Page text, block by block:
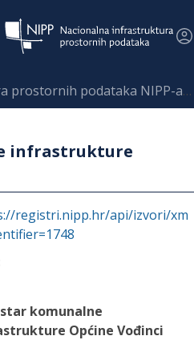
prostornih podataka NIPP-a
infrastrukture
registri.nipp.hr/api/izvori/xm
komunalne
Općine Vođinci